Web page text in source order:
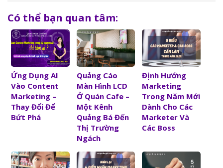
Có thể bạn quan tâm:
Ứng Dụng AI
Vào Content
Marketing –
Thay Đổi Để
Bứt Phá
Quảng Cáo
Màn Hình LCD
Ở Quán Cafe –
Một Kênh
Quảng Bá Đến
Thị Trường
Ngách
Định Hướng
Marketing
Trong Năm Mới
Dành Cho Các
Marketer Và
Các Boss